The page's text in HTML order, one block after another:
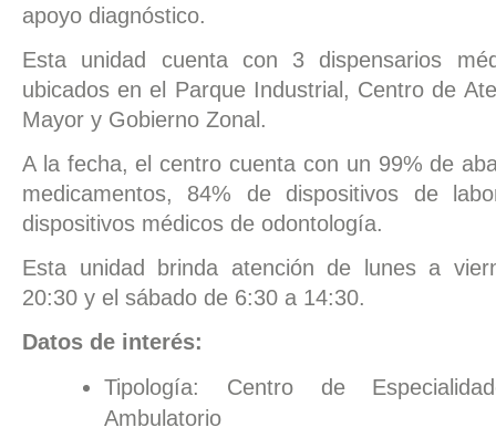
apoyo diagnóstico.
Esta unidad cuenta con 3 dispensarios
ubicados en el Parque Industrial, Centro de
Mayor y Gobierno Zonal.
A la fecha, el centro cuenta con un 99% de
medicamentos, 84% de dispositivos de
dispositivos médicos de odontología.
Esta unidad brinda atención de lunes a
20:30 y el sábado de 6:30 a 14:30.
Datos de interés:
Tipología: Centro de
Ambulatorio